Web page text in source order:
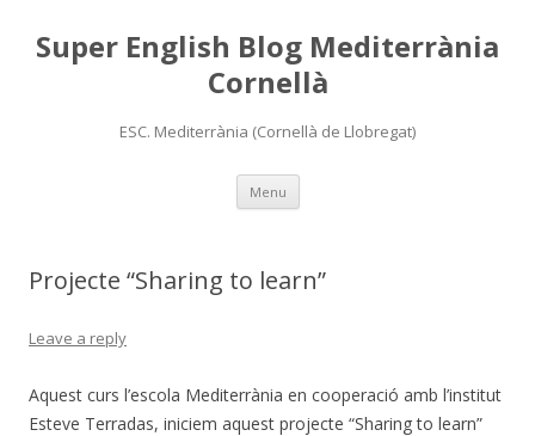
Super English Blog Mediterrània
Cornellà
ESC. Mediterrània (Cornellà de Llobregat)
Menu Skip
content
Projecte “Sharing to learn”
Leave a reply
Aquest curs l’escola Mediterrània en cooperació amb l’institut
Esteve Terradas, iniciem aquest projecte “Sharing to learn”